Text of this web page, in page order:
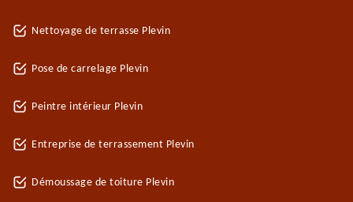
Nettoyage de terrasse Plevin
Pose de carrelage Plevin
Peintre intérieur Plevin
Entreprise de terrassement Plevin
Démoussage de toiture Plevin